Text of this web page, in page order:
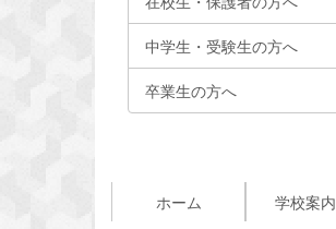
中学生・受験生の方へ
卒業生の方へ
ホーム 学校案内